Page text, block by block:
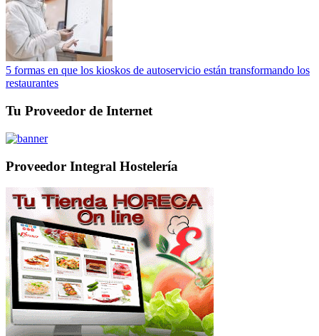
5 formas en que los kioskos de autoservicio están transformando los
restaurantes
Tu Proveedor de Internet
Proveedor Integral Hostelería